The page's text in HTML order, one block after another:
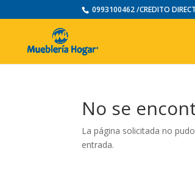
0993100462 /CREDITO
No se
La página solicitada no
entrada.